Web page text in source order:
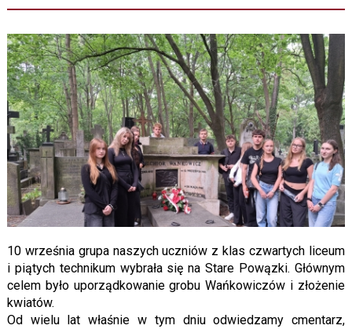
10 września grupa naszych uczniów z klas czwartych liceum
i piątych technikum wybrała się na Stare Powązki. Głównym
celem było uporządkowanie grobu Wańkowiczów i złożenie
kwiatów.
Od wielu lat właśnie w tym dniu odwiedzamy cmentarz,